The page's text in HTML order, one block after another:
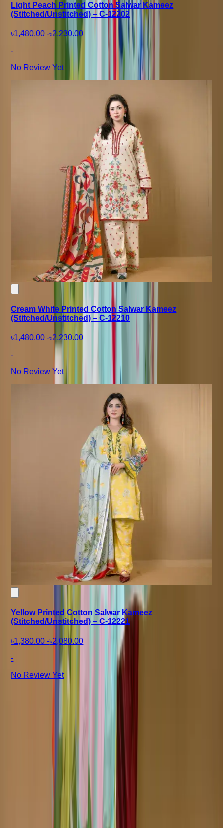
Light Peach Printed Cotton Salwar Kameez
(Stitched/Unstitched) – C-12202
৳1,480.00 -৳2,230.00
-
No Review Yet
Cream White Printed Cotton Salwar Kameez
(Stitched/Unstitched) – C-12210
৳1,480.00 -৳2,230.00
-
No Review Yet
Yellow Printed Cotton Salwar Kameez
(Stitched/Unstitched) – C-12221
৳1,380.00 -৳2,080.00
-
No Review Yet
+8801715540662
Company
Why Choose Us
Help Center